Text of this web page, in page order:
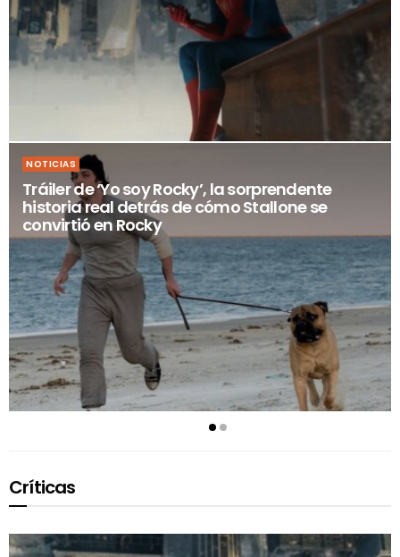
NOTICIAS
Tráiler de ‘Yo soy Rocky’, la sorprendente
historia real detrás de cómo Stallone se
convirtió en Rocky
Críticas